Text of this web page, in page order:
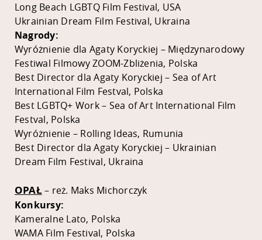
Long Beach LGBTQ Film Festival, USA
Ukrainian Dream Film Festival, Ukraina
Nagrody:
Wyróżnienie dla Agaty Koryckiej – Międzynarodowy
Festiwal Filmowy ZOOM-Zbliżenia, Polska
Best Director dla Agaty Koryckiej – Sea of Art
International Film Festval, Polska
Best LGBTQ+ Work – Sea of Art International Film
Festval, Polska
Wyróżnienie – Rolling Ideas, Rumunia
Best Director dla Agaty Koryckiej – Ukrainian
Dream Film Festival, Ukraina
OPAŁ – reż. Maks Michorczyk
Konkursy:
Kameralne Lato, Polska
WAMA Film Festival, Polska